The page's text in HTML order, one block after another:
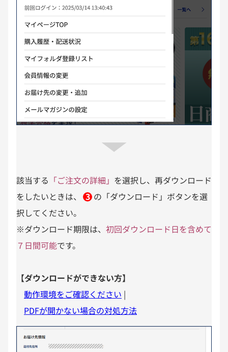
該当する 「ご注文の詳細」 を選択し、再ダウンロード
をしたいときは、
3 の 「ダウンロード」 ボタンを選
択してください。
※ダウンロード期限は、 初回ダウンロード日を含めて
７日間可能です。
【ダウンロードができない方】
動作環境をご確認ください |
PDFが開かない場合の対処方法